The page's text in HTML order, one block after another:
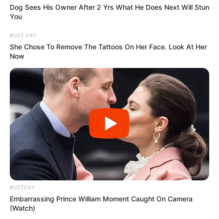
Dog Sees His Owner After 2 Yrs What He Does Next Will Stun
You
BUZZ DAY
She Chose To Remove The Tattoos On Her Face. Look At Her
Now
BUZZDAY
Embarrassing Prince William Moment Caught On Camera
(Watch)